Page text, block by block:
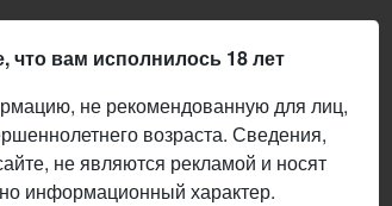
что вам исполнилось 18 лет
не рекомендованную для лиц,
возраста. Сведения,
не являются рекламой и носят
информационный характер.